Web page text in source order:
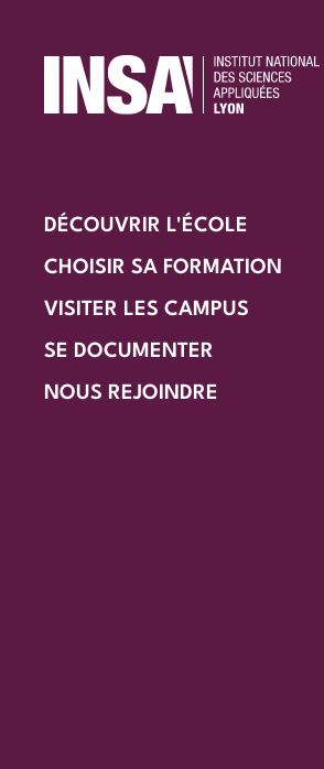
DÉCOUVRIR L'ÉCOLE
CHOISIR SA FORMATION
VISITER LES CAMPUS
SE DOCUMENTER
NOUS REJOINDRE